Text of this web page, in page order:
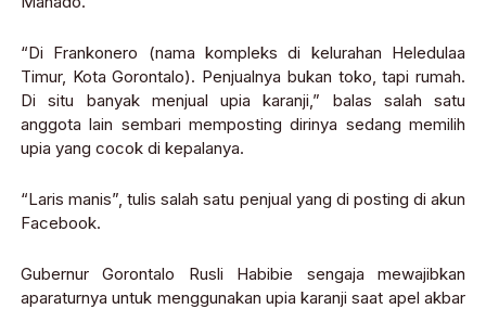
“Di Frankonero (nama kompleks di kelurahan Heledulaa
Timur, Kota Gorontalo). Penjualnya bukan toko, tapi rumah.
Di situ banyak menjual upia karanji,” balas salah satu
anggota lain sembari memposting dirinya sedang memilih
upia yang cocok di kepalanya.
“Laris manis”, tulis salah satu penjual yang di posting di akun
Facebook.
Gubernur Gorontalo Rusli Habibie sengaja mewajibkan
aparaturnya untuk menggunakan upia karanji saat apel akbar